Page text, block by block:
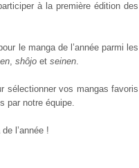
à la première édition des
le manga de l’année parmi les
, shôjo et seinen.
sélectionner vos mangas favoris
par notre équipe.
l’année !